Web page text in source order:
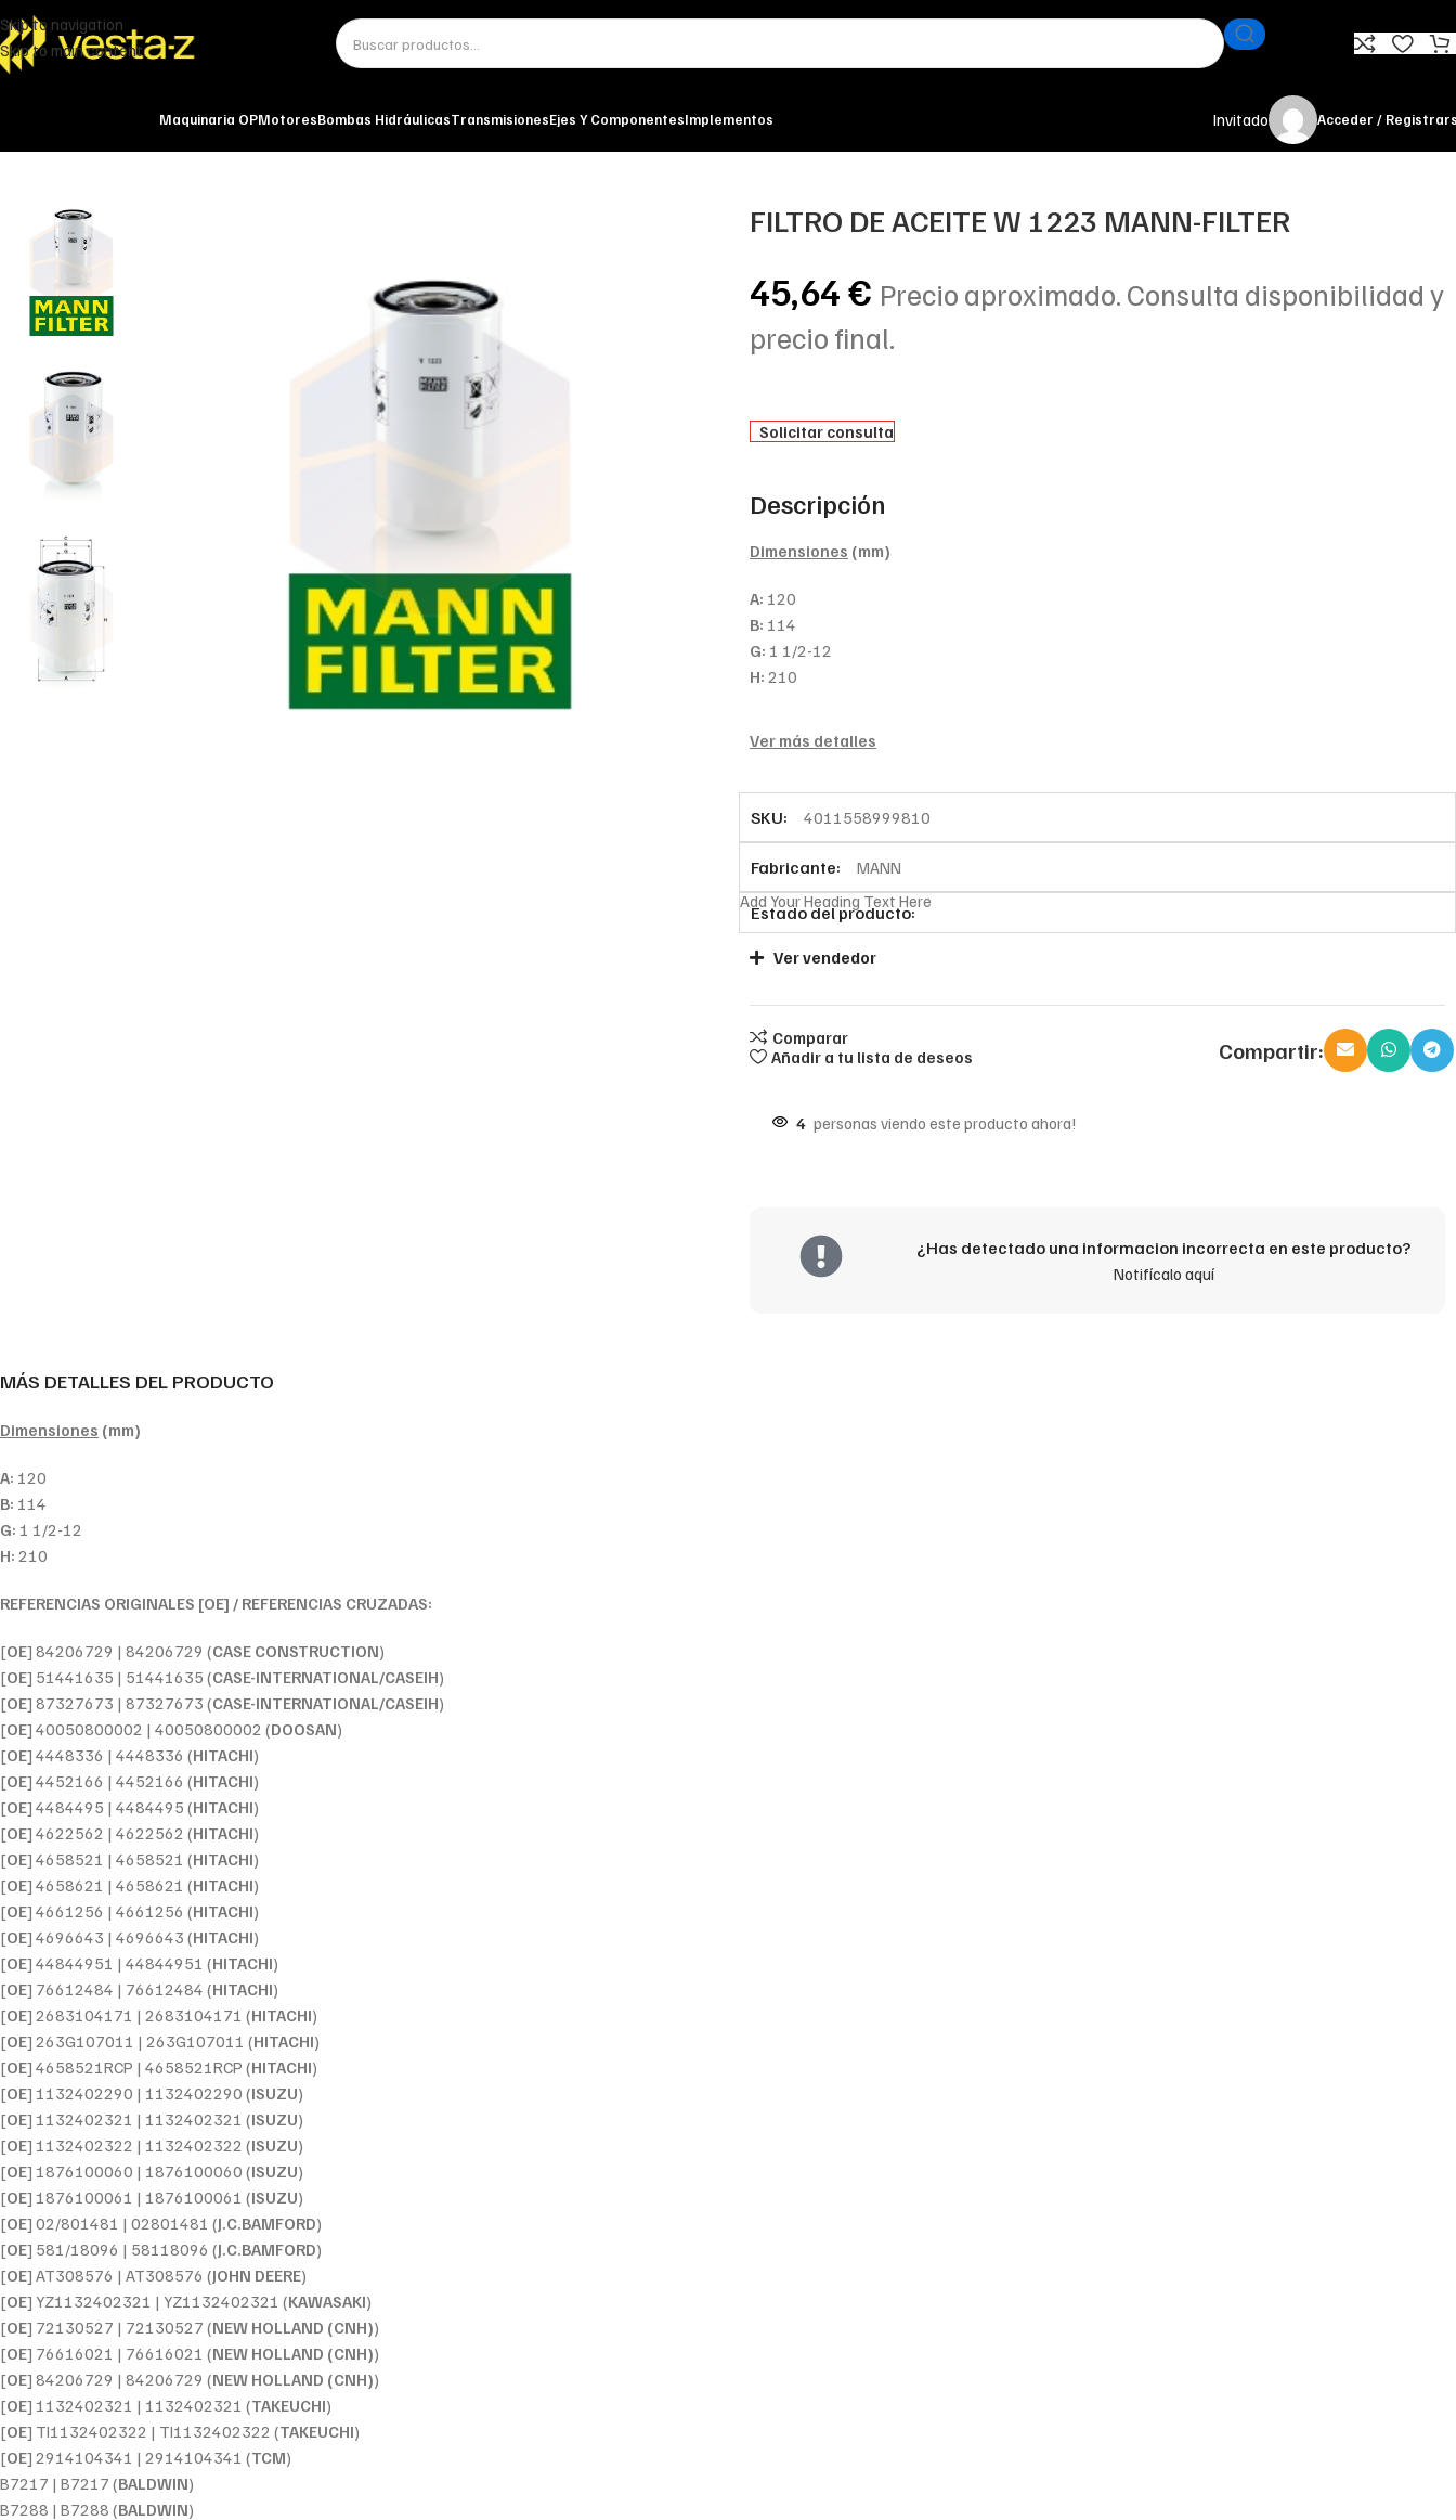
Skip to navigation
Skip to main content
Maquinaria OPMotoresBombas HidráulicasTransmisionesEjes Y ComponentesImplementos Invitado Acceder /
FILTRO DE ACEITE W 1223 MANN-FILTER
45,64€ Precio aproximado. Consulta disponibilidad y
precio final.
Solicitar consulta
Descripción
Dimensiones (mm)
A: 120
B: 114
G: 1 1/2-12
H: 210
Ver más detalles
SKU: 4011558999810
Fabricante: MANN
Estado del producto:
Add Your Heading Text Here
Ver vendedor
Comparar
Añadir a tu lista de deseos
Compartir:
4 personas viendo este producto ahora!
¿Has detectado una informacion incorrecta en este producto?
Notifícalo aquí
MÁS DETALLES DEL PRODUCTO
Dimensiones (mm)
A: 120
B: 114
G: 1 1/2-12
H: 210
REFERENCIAS ORIGINALES [OE] / REFERENCIAS CRUZADAS:
[OE] 84206729 | 84206729 (CASE CONSTRUCTION)
[OE] 51441635 | 51441635 (CASE-INTERNATIONAL/CASEIH)
[OE] 87327673 | 87327673 (CASE-INTERNATIONAL/CASEIH)
[OE] 40050800002 | 40050800002 (DOOSAN)
[OE] 4448336 | 4448336 (HITACHI)
[OE] 4452166 | 4452166 (HITACHI)
[OE] 4484495 | 4484495 (HITACHI)
[OE] 4622562 | 4622562 (HITACHI)
[OE] 4658521 | 4658521 (HITACHI)
[OE] 4658621 | 4658621 (HITACHI)
[OE] 4661256 | 4661256 (HITACHI)
[OE] 4696643 | 4696643 (HITACHI)
[OE] 44844951 | 44844951 (HITACHI)
[OE] 76612484 | 76612484 (HITACHI)
[OE] 2683104171 | 2683104171 (HITACHI)
[OE] 263G107011 | 263G107011 (HITACHI)
[OE] 4658521RCP | 4658521RCP (HITACHI)
[OE] 1132402290 | 1132402290 (ISUZU)
[OE] 1132402321 | 1132402321 (ISUZU)
[OE] 1132402322 | 1132402322 (ISUZU)
[OE] 1876100060 | 1876100060 (ISUZU)
[OE] 1876100061 | 1876100061 (ISUZU)
[OE] 02/801481 | 02801481 (J.C.BAMFORD)
[OE] 581/18096 | 58118096 (J.C.BAMFORD)
[OE] AT308576 | AT308576 (JOHN DEERE)
[OE] YZ1132402321 | YZ1132402321 (KAWASAKI)
[OE] 72130527 | 72130527 (NEW HOLLAND (CNH))
[OE] 76616021 | 76616021 (NEW HOLLAND (CNH))
[OE] 84206729 | 84206729 (NEW HOLLAND (CNH))
[OE] 1132402321 | 1132402321 (TAKEUCHI)
[OE] TI1132402322 | TI1132402322 (TAKEUCHI)
[OE] 2914104341 | 2914104341 (TCM)
B7217 | B7217 (BALDWIN)
B7288 | B7288 (BALDWIN)